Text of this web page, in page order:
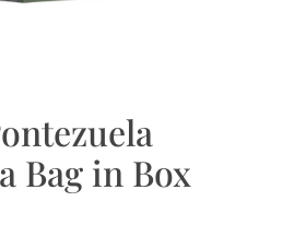
Bag in Box